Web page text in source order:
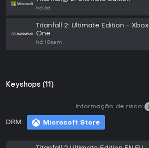
há 6d
Titanfall 2: Ultimate Edition - Xbox
One
há 10sem
Keyshops (11)
DRM: Microsoft Store
Informação de risco: